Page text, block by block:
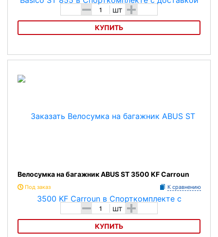
- шт +
КУПИТЬ
Велосумка на багажник ABUS Basico ST 855
Велосумка на багажник ABUS ST 3500 KF Carroun
Под заказ К сравнению
- шт +
КУПИТЬ